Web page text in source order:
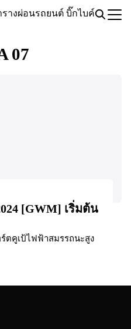
07
[GWM] เริ่มต้น
ตคูเป้ไฟฟ้าสมรรถนะสูง